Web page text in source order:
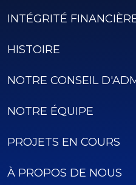
INTÉGRITÉ
HISTOIRE
NOTRE CONSEIL
NOTRE ÉQUIPE
PROJETS EN COURS
À PROPOS DE NOUS